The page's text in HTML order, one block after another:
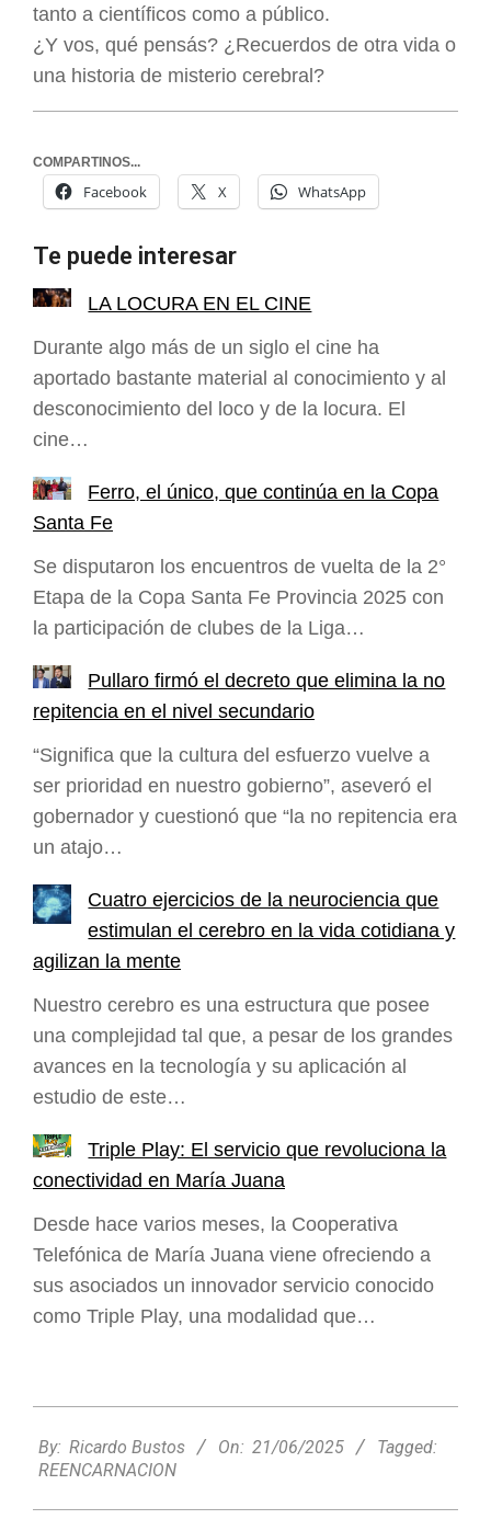
tanto a científicos como a público.
¿Y vos, qué pensás? ¿Recuerdos de otra vida o
una historia de misterio cerebral?
COMPARTINOS...
Facebook X WhatsApp
Te puede interesar
LA LOCURA EN EL CINE
Durante algo más de un siglo el cine ha
aportado bastante material al conocimiento y al
desconocimiento del loco y de la locura. El
cine…
Ferro, el único, que continúa en la Copa
Santa Fe
Se disputaron los encuentros de vuelta de la 2°
Etapa de la Copa Santa Fe Provincia 2025 con
la participación de clubes de la Liga…
Pullaro firmó el decreto que elimina la no
repitencia en el nivel secundario
“Significa que la cultura del esfuerzo vuelve a
ser prioridad en nuestro gobierno”, aseveró el
gobernador y cuestionó que “la no repitencia era
un atajo…
Cuatro ejercicios de la neurociencia que
estimulan el cerebro en la vida cotidiana y
agilizan la mente
Nuestro cerebro es una estructura que posee
una complejidad tal que, a pesar de los grandes
avances en la tecnología y su aplicación al
estudio de este…
Triple Play: El servicio que revoluciona la
conectividad en María Juana
Desde hace varios meses, la Cooperativa
Telefónica de María Juana viene ofreciendo a
sus asociados un innovador servicio conocido
como Triple Play, una modalidad que…
06-
21
By: Ricardo Bustos On: 21/06/2025
Tagged:
REENCARNACION